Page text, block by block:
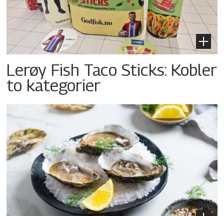
Lerøy Fish Taco Sticks: Kobler
to kategorier